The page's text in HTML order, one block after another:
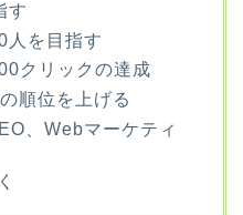
す
人を目指す
クリックの達成
順位を上げる
、Webマーケティ